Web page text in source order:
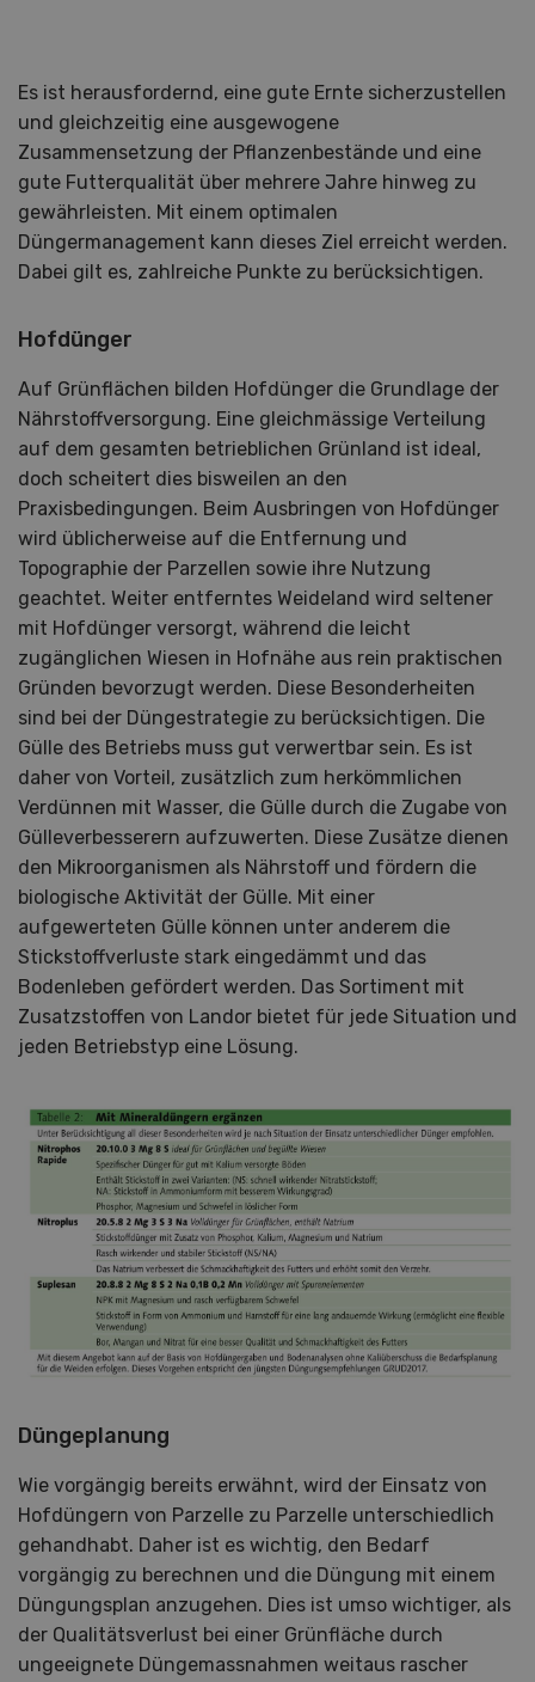
Es ist herausfordernd, eine gute Ernte sicherzustellen
und gleichzeitig eine ausgewogene
Zusammensetzung der Pflanzenbestände und eine
gute Futterqualität über mehrere Jahre hinweg zu
gewährleisten. Mit einem optimalen
Düngermanagement kann dieses Ziel erreicht werden.
Dabei gilt es, zahlreiche Punkte zu berücksichtigen.
Hofdünger
Auf Grünflächen bilden Hofdünger die Grundlage der
Nährstoffversorgung. Eine gleichmässige Verteilung
auf dem gesamten betrieblichen Grünland ist ideal,
doch scheitert dies bisweilen an den
Praxisbedingungen. Beim Ausbringen von Hofdünger
wird üblicherweise auf die Entfernung und
Topographie der Parzellen sowie ihre Nutzung
geachtet. Weiter entferntes Weideland wird seltener
mit Hofdünger versorgt, während die leicht
zugänglichen Wiesen in Hofnähe aus rein praktischen
Gründen bevorzugt werden. Diese Besonderheiten
sind bei der Düngestrategie zu berücksichtigen. Die
Gülle des Betriebs muss gut verwertbar sein. Es ist
daher von Vorteil, zusätzlich zum herkömmlichen
Verdünnen mit Wasser, die Gülle durch die Zugabe von
Gülleverbesserern aufzuwerten. Diese Zusätze dienen
den Mikroorganismen als Nährstoff und fördern die
biologische Aktivität der Gülle. Mit einer
aufgewerteten Gülle können unter anderem die
Stickstoffverluste stark eingedämmt und das
Bodenleben gefördert werden. Das Sortiment mit
Zusatzstoffen von Landor bietet für jede Situation und
jeden Betriebstyp eine Lösung.
Düngeplanung
Wie vorgängig bereits erwähnt, wird der Einsatz von
Hofdüngern von Parzelle zu Parzelle unterschiedlich
gehandhabt. Daher ist es wichtig, den Bedarf
vorgängig zu berechnen und die Düngung mit einem
Düngungsplan anzugehen. Dies ist umso wichtiger, als
der Qualitätsverlust bei einer Grünfläche durch
ungeeignete Düngemassnahmen weitaus rascher